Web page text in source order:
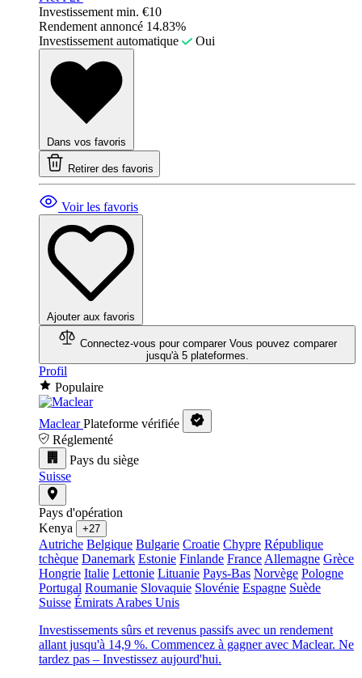
Investissement min. €10
Rendement annoncé 14.83%
Investissement automatique
Oui
Dans vos favoris
Retirer des favoris
Voir les favoris
Ajouter aux favoris
Connectez-vous pour comparer Vous pouvez comparer
jusqu'à 5 plateformes.
Profil
Populaire
Maclear Plateforme vérifiée
Réglementé
Pays du siège
Suisse
Pays d'opération
Kenya
+27
Autriche Belgique Bulgarie Croatie Chypre République
tchèque Danemark Estonie Finlande France Allemagne Grèce
Hongrie Italie Lettonie Lituanie Pays-Bas Norvège Pologne
Portugal Roumanie Slovaquie Slovénie Espagne Suède
Suisse Émirats Arabes Unis
Investissements sûrs et revenus passifs avec un rendement
allant jusqu'à 14,9 %. Commencez à gagner avec Maclear. Ne
tardez pas – Investissez aujourd'hui.